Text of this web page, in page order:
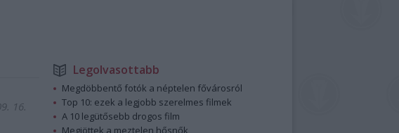
16.
Legolvasottabb
Megdöbbentő fotók a néptelen fővárosról
Top 10: ezek a legjobb szerelmes filmek
A 10 legütősebb drogos film
Megjöttek a meztelen hősnők